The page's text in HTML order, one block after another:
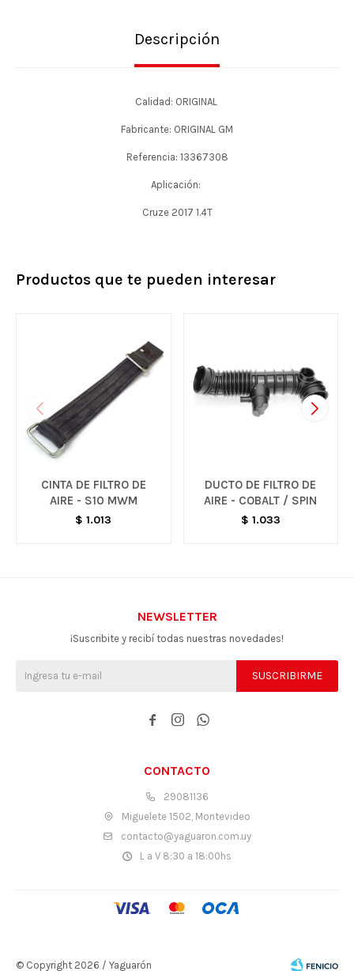
Descripción
Calidad: ORIGINAL
Fabricante: ORIGINAL GM
Referencia: 13367308
Aplicación:
Cruze 2017 1.4T
Productos que te pueden interesar
CINTA DE FILTRO DE
AIRE - S10 MWM
$ 1.013
DUCTO DE FILTRO DE
AIRE - COBALT / SPIN
$ 1.033
CONTACTO
29081136
Miguelete 1502, Montevideo
contacto@yaguaron.com.uy
L a V 8:30 a 18:00hs
NEWSLETTER
¡Suscribite y recibí todas nuestras novedades!
SUSCRIBIRME
  
© Copyright 2026 / Yaguarón